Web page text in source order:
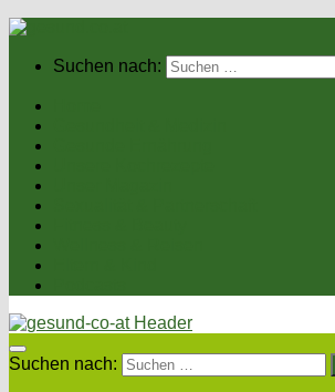
Suchen nach:
Suchen nach: